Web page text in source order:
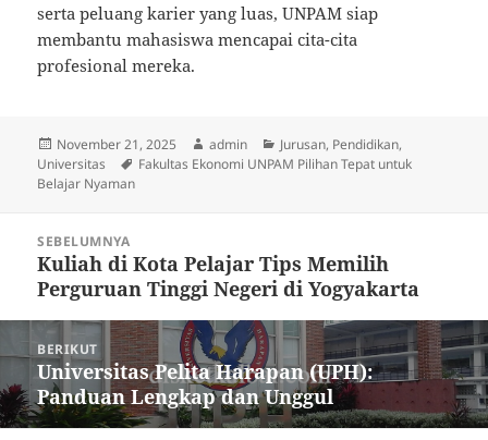
serta peluang karier yang luas, UNPAM siap
membantu mahasiswa mencapai cita-cita
profesional mereka.
Diposkan
pada
November 21, 2025 Penulis
admin Kategori
Jurusan, Pendidikan,
Universitas
Tag
Fakultas Ekonomi UNPAM Pilihan Tepat untuk
Belajar Nyaman
SEBELUMNYA
Pos
sebelumnya:
Kuliah di Kota Pelajar Tips Memilih
Perguruan Tinggi Negeri di Yogyakarta
BERIKUT
Pos
berikutnya:
Universitas Pelita Harapan (UPH):
Panduan Lengkap dan Unggul